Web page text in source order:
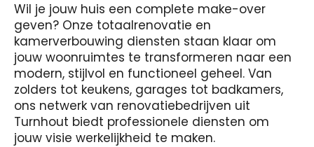
Wil je jouw huis een complete make-over
geven? Onze totaalrenovatie en
kamerverbouwing diensten staan ​​klaar om
jouw woonruimtes te transformeren naar een
modern, stijlvol en functioneel geheel. Van
zolders tot keukens, garages tot badkamers,
ons netwerk van renovatiebedrijven uit
Turnhout biedt professionele diensten om
jouw visie werkelijkheid te maken.